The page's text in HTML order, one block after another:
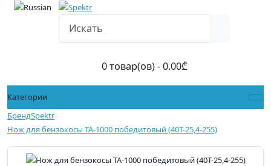
0 товар(ов) - 0.00₾
Категории
БрендSpektr
Нож для бензокосы TA-1000 победитовый (40T-25,4-255)